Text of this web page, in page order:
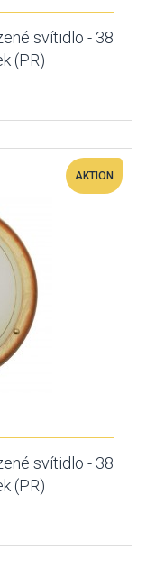
svítidlo - 38
(PR)
AKTION
svítidlo - 38
(PR)